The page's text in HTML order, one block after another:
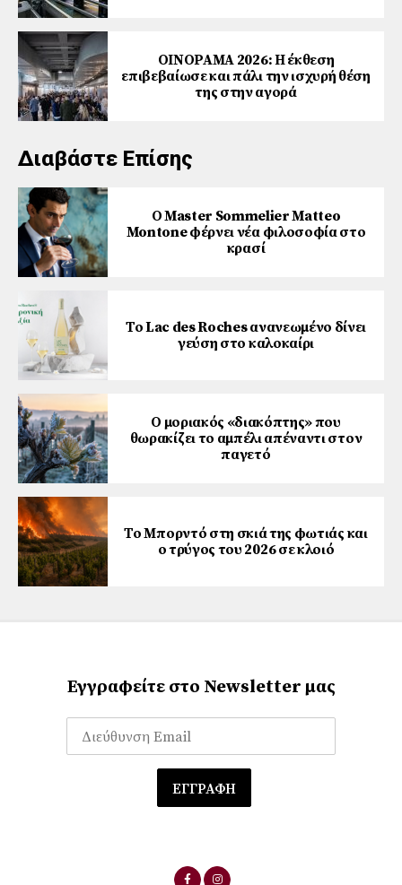
ΟΙΝΟΡΑΜΑ 2026: Η έκθεση
επιβεβαίωσε και πάλι την ισχυρή θέση
της στην αγορά
Διαβάστε Επίσης
Ο Master Sommelier Matteo
Montone φέρνει νέα φιλοσοφία στο
κρασί
Το Lac des Roches ανανεωμένο δίνει
γεύση στο καλοκαίρι
Ο μοριακός «διακόπτης» που
θωρακίζει το αμπέλι απέναντι στον
παγετό
Το Μπορντό στη σκιά της φωτιάς και
ο τρύγος του 2026 σε κλοιό
Εγγραφείτε στο Newsletter μας